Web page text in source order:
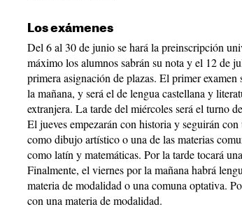
Los exámenes
Del 6 al 30 de junio se hará la preinscripción
máximo los alumnos sabrán su nota y el 12 de
primera asignación de plazas. El primer examen
la mañana, y será el de lengua castellana y
extranjera. La tarde del miércoles será el turno
El jueves empezarán con historia y seguirán
como dibujo artístico o una de las materias
como latín y matemáticas. Por la tarde tocará
Finalmente, el viernes por la mañana habrá
materia de modalidad o una comuna optativa.
con una materia de modalidad.